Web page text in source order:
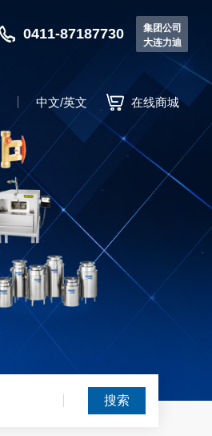
集团公司
大连力迪
0411-87187730
中文/英文 在线商城